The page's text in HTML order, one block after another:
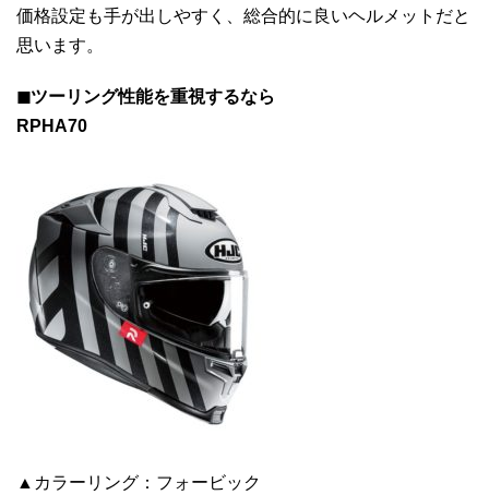
価格設定も手が出しやすく、総合的に良いヘルメットだと
思います。
◼︎ツーリング性能を重視するなら
RPHA70
▲カラーリング：フォービック